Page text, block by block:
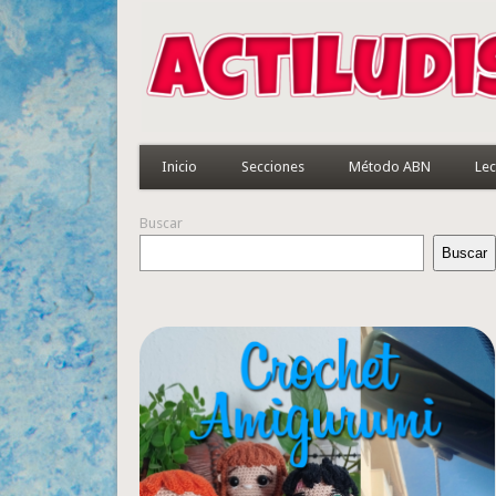
Inicio Secciones Método ABN
Buscar
Buscar